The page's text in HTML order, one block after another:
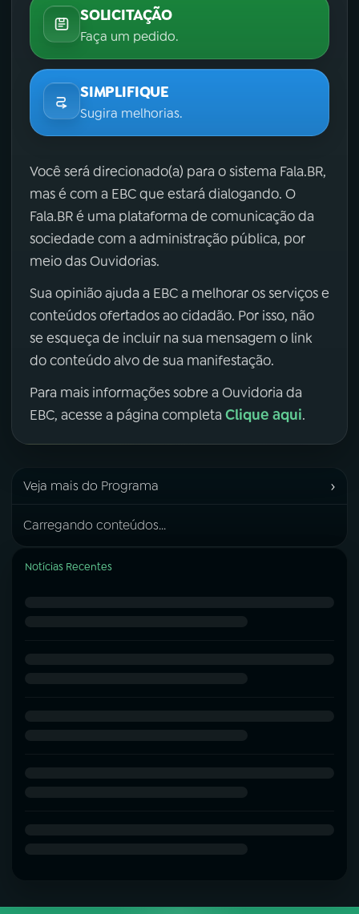
SOLICITAÇÃO
Faça um pedido.
SIMPLIFIQUE
Sugira melhorias.
Você será direcionado(a) para o sistema Fala.BR,
mas é com a EBC que estará dialogando. O
Fala.BR é uma plataforma de comunicação da
sociedade com a administração pública, por
meio das Ouvidorias.
Sua opinião ajuda a EBC a melhorar os serviços e
conteúdos ofertados ao cidadão. Por isso, não
se esqueça de incluir na sua mensagem o link
do conteúdo alvo de sua manifestação.
Para mais informações sobre a Ouvidoria da
EBC, acesse a página completa Clique aqui.
Veja mais do Programa ›
Carregando conteúdos...
Notícias Recentes